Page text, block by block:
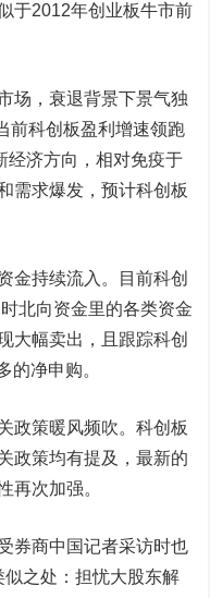
于2012年创业板牛市前
场，衰退背景下景气独
前科创板盈利增速领跑
经济方向，相对免疫于
需求爆发，预计科创板
金持续流入。目前科创
北向资金里的各类资金
大幅卖出，且跟踪科创
的净申购。
政策暖风频吹。科创板
政策均有提及，最新的
再次加强。
券商中国记者采访时也
之处：担忧大股东解